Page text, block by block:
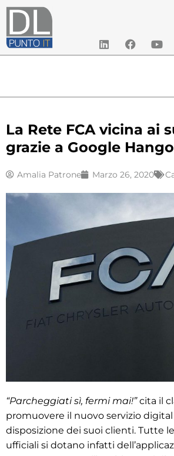
La Rete FCA vicina ai
grazie a Google
Amalia Patrone Marzo 26, 2020
“Parcheggiati sì, fermi mai!”cita il
promuovere il nuovo servizio
disposizione dei suoi clienti. Tutte
ufficiali si dotano infatti